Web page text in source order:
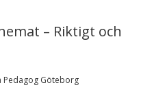
– Riktigt och
Göteborg